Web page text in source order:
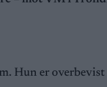
er overbevist